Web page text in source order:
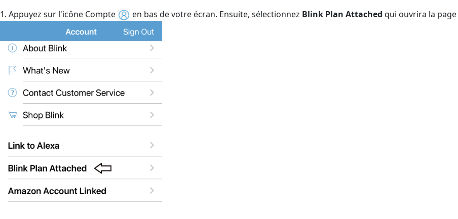
1. Appuyez sur l'icône Compte
en bas de votre écran. Ensuite, sélectionnez Blink Plan Attached qui ouvrira la page